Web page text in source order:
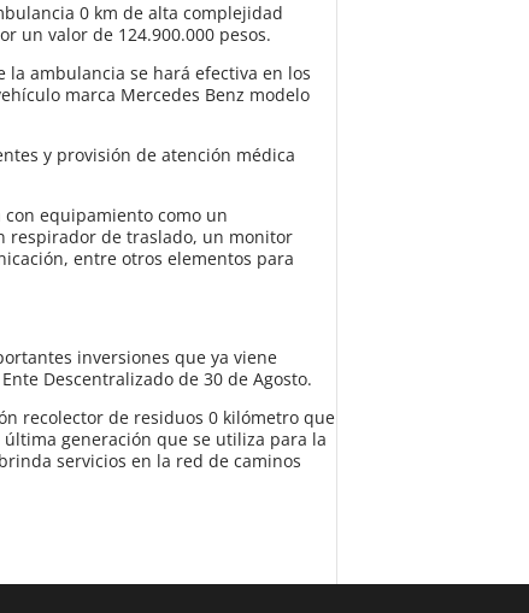
0 km de alta complejidad
un valor de 124.900.000 pesos.
la ambulancia se hará efectiva en los
marca Mercedes Benz modelo
y provisión de atención médica
equipamiento como un
respirador de traslado, un monitor
entre otros elementos para
inversiones que ya viene
Descentralizado de 30 de Agosto.
recolector de residuos 0 kilómetro que
generación que se utiliza para la
servicios en la red de caminos